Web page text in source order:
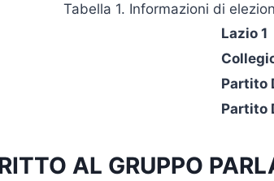
Tabella 1. Informazioni di
Lazio 1
Partito
Partito
AL GRUPPO